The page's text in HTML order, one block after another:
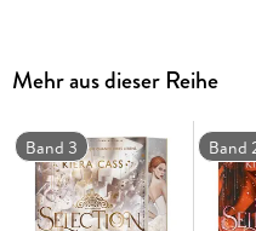
ihren eigenen Gefühlen
Rebellengruppen mit allen
die Monarchie abzuschaffen .
Intrigen,Glamourund eine
faszinierende,royale Welt
Mehr aus dieser Reihe
Band 3 Band